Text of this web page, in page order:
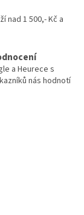
nad 1 500,- Kč a
a Heurece s
nás hodnotí